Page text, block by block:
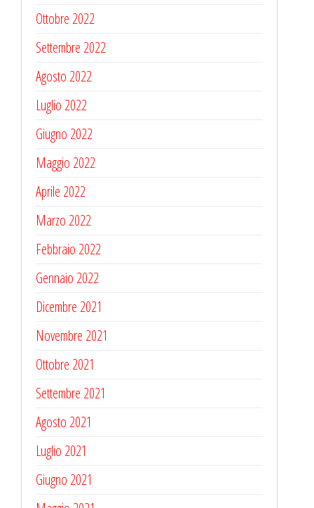
Ottobre 2022
Settembre 2022
Agosto 2022
Luglio 2022
Giugno 2022
Maggio 2022
Aprile 2022
Marzo 2022
Febbraio 2022
Gennaio 2022
Dicembre 2021
Novembre 2021
Ottobre 2021
Settembre 2021
Agosto 2021
Luglio 2021
Giugno 2021